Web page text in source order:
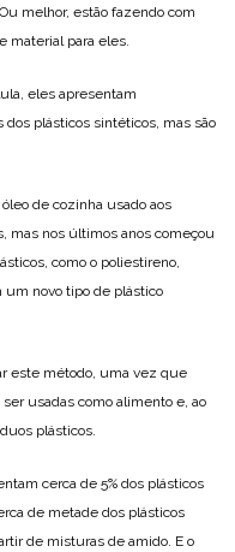
melhor, estão fazendo com
material para eles.
eles apresentam
plásticos sintéticos, mas são
de cozinha usado aos
mas nos últimos anos começou
como o poliestireno,
um novo tipo de plástico
este método, uma vez que
usadas como alimento e, ao
plásticos.
cerca de 5% dos plásticos
de metade dos plásticos
de misturas de amido. E o